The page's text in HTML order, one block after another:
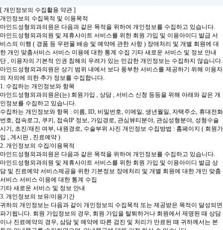
[ 개인정보의 수집활용 약관 ]
개인정보의 수집목적 및 이용목적
마인드성형외과의원은 다음과 같은 목적을 위하여 개인정보를 수집하고 있습니다.
마인드성형외과의원 및 제휴사이트 서비스를 위한 회원 가입 및 이용아이디 발급 서
비스의 이행 ( 경품 등 우편물 배송 및 예약에 관한 사항 ) 장애처리 및 개별 회원에 대
한 개인 맞춤서비스 서비스 이용에 대한 통계 수집 기타 새로운 서비스 및 정보 안내
단 , 이용자의 기본적 인권 침해의 우려가 있는 민감한 개인정보는 수집하지 않습니다.
마인드성형외과의원은 상기 범위 내에서 보다 풍부한 서비스를 제공하기 위해 이용자
의 자의에 의한 추가 정보를 수집합니다.
1. 수집하는 개인정보와 항목
마인드성형외과의원은(는) 회원가입 , 상담 , 서비스 신청 등등을 위해 아래와 같은 개
인정보를 수집하고 있습니다.
수집하는 개인정보와 항목 : 이름, ID, 비밀번호, 이메일, 생년월일, 자택주소, 휴대전화
번호, 접속로그, 쿠키, 접속IP 정보, 가입경로, 관심뷰티분야, 관심성형분야, 성형수술
시기, 초진/재진 여부, 내원경로, 수술부위 사진 개인정보 수집방법 : 홈페이지 ( 회원가
입 , 게시판 , 진료예약 )
2. 개인정보의 수집/이용목적
마인드성형외과의원은 다음과 같은 목적을 위하여 개인정보를 수집하고 있습니다.
마인드성형외과의원 및 제휴사이트 서비스를 위한 회원 가입 및 이용아이디 발급 상
담 및 진료예약 서비스제공을 위한 기본정보 장애처리 및 개별 회원에 대한 개인 맞춤
서비스 서비스 이용에 대한 통계 수집
기타 새로운 서비스 및 정보 안내
3. 개인정보의 보유/이용기간
귀하의 개인정보는 다음과 같이 개인정보의 수집목적 또는 제공받은 목적이 달성되면
파기됩니다. 회원 가입정보의 경우, 회원 가입을 탈퇴하거나 회원에서 제명된 때 상담
이나 진료예약의 경우, 삼담 및 예약에 따른 검진 및 처리가 만료된 때 귀하께서는 본